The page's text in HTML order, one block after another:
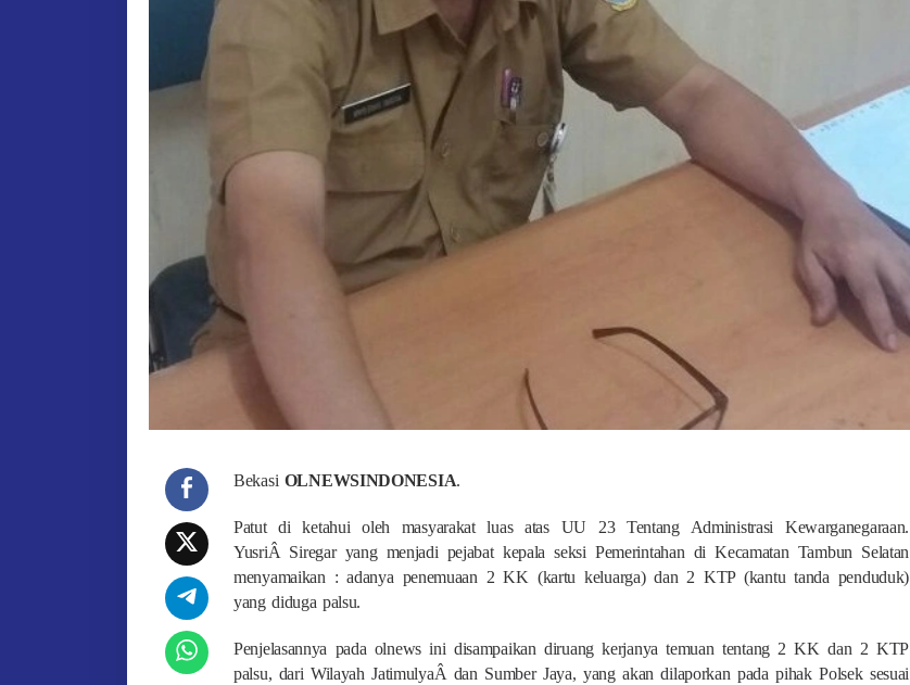
Bekasi OLNEWSINDONESIA.
Patut di ketahui oleh masyarakat luas atas UU 23 Tentang Administrasi Kewarganegaraan.
YusriÂ Siregar yang menjadi pejabat kepala seksi Pemerintahan di Kecamatan Tambun Selatan
menyamaikan : adanya penemuaan 2 KK (kartu keluarga) dan 2 KTP (kantu tanda penduduk)
yang diduga palsu.
Penjelasannya pada olnews ini disampaikan diruang kerjanya temuan tentang 2 KK dan 2 KTP
palsu, dari Wilayah JatimulyaÂ dan Sumber Jaya, yang akan dilaporkan pada pihak Polsek sesuai